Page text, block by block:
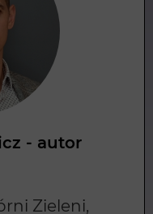
- autor
Zieleni,